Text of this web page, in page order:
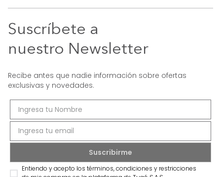
Suscríbete a
nuestro Newsletter
Recibe antes que nadie información sobre ofertas
exclusivas y novedades.
Entiendo y acepto los términos, condiciones y restricciones